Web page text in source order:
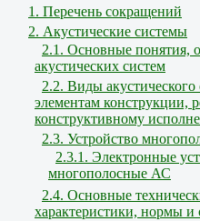
1. Перечень сокращений
2. Акустические системы
2.1. Основные понятия,
акустических систем
2.2. Виды
элементам конструкции,
конструктивному
2.3. Устройство
2.3.1. Электронные
многополосные АС
2.4. Основные
характеристики, нормы